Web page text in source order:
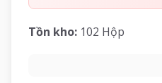
Tồn kho: 102 Hộp